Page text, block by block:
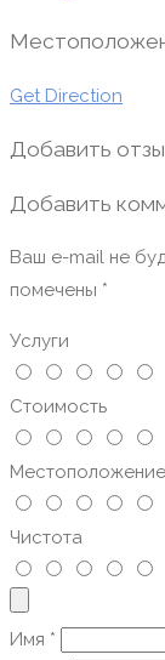
Get Direction
Добавить
Добавить
Ваш e-mail не
помечены *
Услуги
Стоимость
Местоположение
Чистота
Имя *